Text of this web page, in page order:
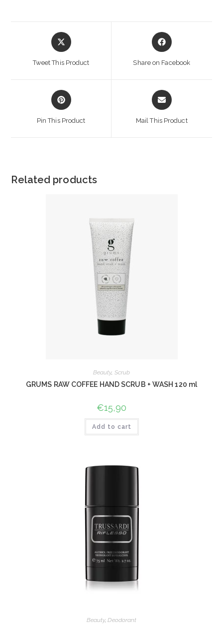
Opens
in
Tweet This Product
Opens
in
Share on Facebook
Opens
in
Pin This Product
Opens
in
Mail This Product
Related products
Beauty, Scrub
GRUMS RAW COFFEE HAND SCRUB + WASH 120 ml
€15,90
Add to cart
Beauty,Deodorant